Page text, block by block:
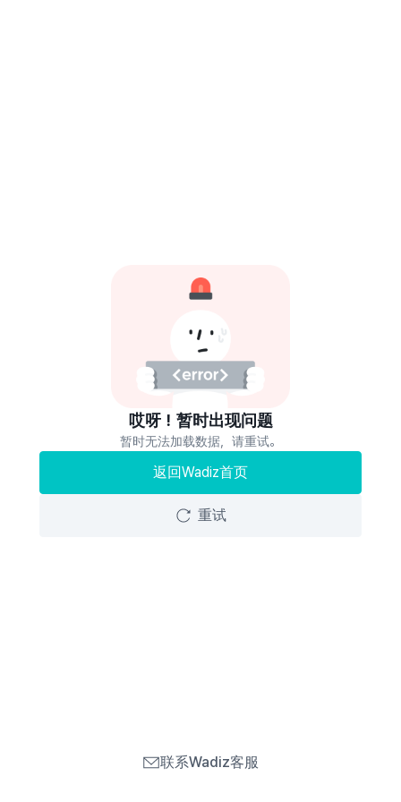
哎呀！暂时出现问题
暂时无法加载数据，请重试。
返回Wadiz首页
重试
联系Wadiz客服